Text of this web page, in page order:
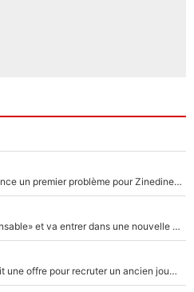
Michael Olise : Pierre Ménès annonce un premier problème pour Zinedine Zidane en équipe de France
F1 - Alpine signe un accord «impensable» et va entrer dans une nouvelle dimension : Grande nouvelle pour Pierre Gasly !
«C’est un très bon choix» : L'OM fait une offre pour recruter un ancien joueur du PSG... et c'est validé dans l'After Foot !